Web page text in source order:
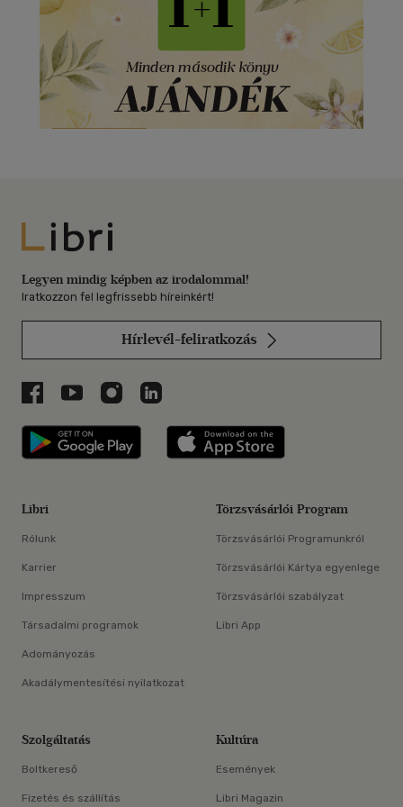
Libri
Legyen mindig képben az irodalommal!
Iratkozzon fel legfrissebb híreinkért!
Hírlevél-feliratkozás
Libri a Facebookon
Libri a Youtube-on
Libri az Instagramon
Libri a LinkedInen
Libri applikáció Szerezd meg: Google
Libri
Rólunk
Karrier
Impresszum
Társadalmi programok
Adományozás
Akadálymentesítési nyilatkozat
Törzsvásárlói Program
Törzsvásárlói Programunkról
Törzsvásárlói Kártya egyenlege
Törzsvásárlói szabályzat
Libri App
Szolgáltatás
Boltkereső
Fizetés és szállítás
Kultúra
Események
Libri Magazin